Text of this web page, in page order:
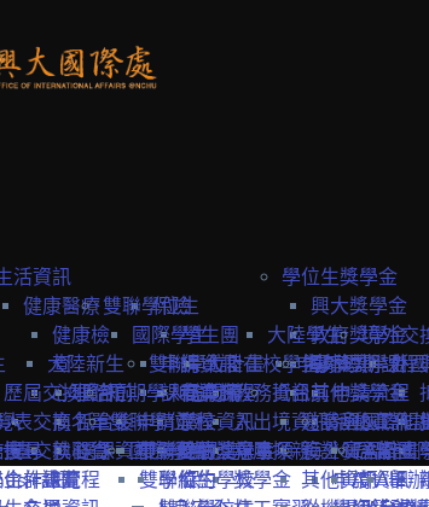
活資訊
健康醫療
健康檢
查
心理諮
商
就醫資
訊
保險
學生團
保
商業保
險
全民健
保
學位生獎學金
興大獎學金
政府獎學金
專案獎學金
其他獎學金
雙聯學位生
國際學生
申請資訊
課程資訊
大陸學生
申請資訊
大陸新生
抵台前
抵台後
選課資訊
大陸在校學生
教務資訊
入出境資訊
親屬探親
獎學金
境外交
外
歷屆交換資訊
交換名單
交換心得
雙聯學位計畫
申請流程
學校資訊
雙聯獎學金
海外短期課程
申請流程
活動資訊
海外實習計畫
申請資訊
計畫
短期學人訪問卡
申請流程
申請要點
抵台前
邀請函&工作
簽證&居留證
其他資訊
表
尋
作總覽
雙聯學位
雙聯締約注意事項
雙聯締約學校
參與國際組
EAIE
APAIE
畫
計畫流程
國際學生
學位生
主辦國
舉